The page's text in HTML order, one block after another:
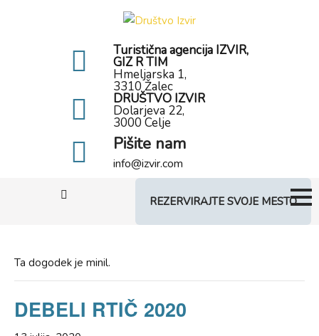
Turistična agencija IZVIR,
GIZ R TIM
Hmeljarska 1,
3310 Žalec
DRUŠTVO IZVIR
Dolarjeva 22,
3000 Celje
Pišite nam
info@izvir.com
REZERVIRAJTE SVOJE MESTO
Ta dogodek je minil.
DEBELI RTIČ 2020